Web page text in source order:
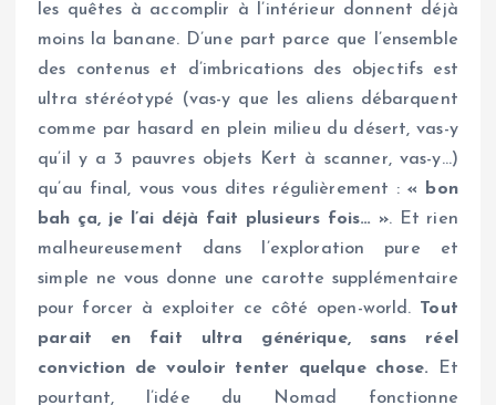
les quêtes à accomplir à l’intérieur donnent déjà
moins la banane. D’une part parce que l’ensemble
des contenus et d’imbrications des objectifs est
ultra stéréotypé (vas-y que les aliens débarquent
comme par hasard en plein milieu du désert, vas-y
qu’il y a 3 pauvres objets Kert à scanner, vas-y…)
qu’au final, vous vous dites régulièrement :« bon
bah ça, je l’ai déjà fait plusieurs fois… ». Et rien
malheureusement dans l’exploration pure et
simple ne vous donne une carotte supplémentaire
pour forcer à exploiter ce côté open-world. Tout
parait en fait ultra générique, sans réel
conviction de vouloir tenter quelque chose. Et
pourtant, l’idée du Nomad fonctionne